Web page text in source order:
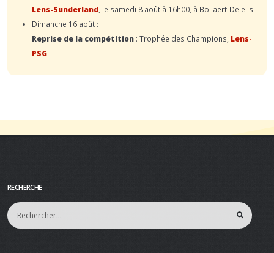
Lens-Sunderland , le samedi 8 août à 16h00, à Bollaert-Delelis
Dimanche 16 août :
Reprise de la compétition : Trophée des Champions, Lens-
PSG
RECHERCHE